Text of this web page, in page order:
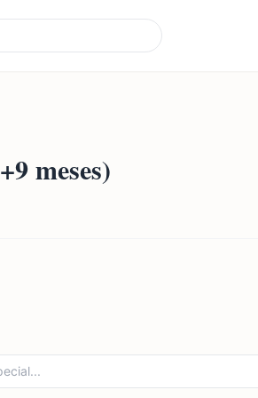
meses)